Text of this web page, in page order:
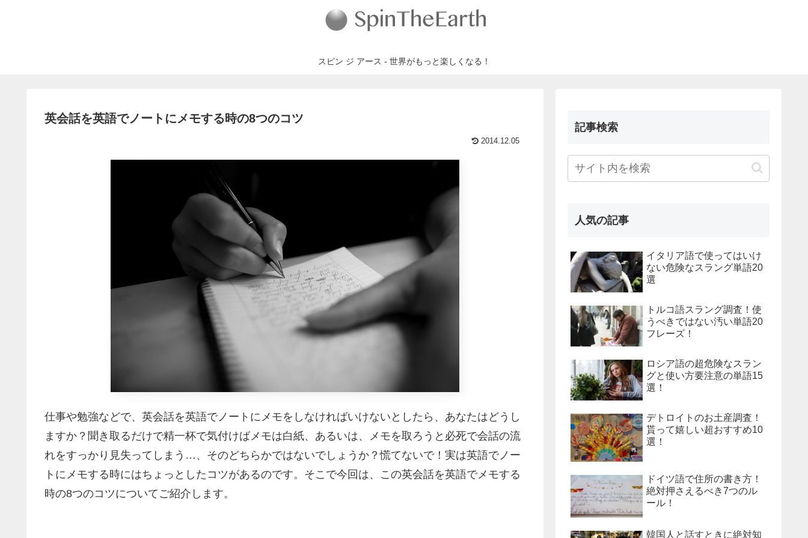
スピン ジ アース - 世界がもっと楽しくなる！
英会話を英語でノートにメモする時の8つのコツ
2014.12.05
仕事や勉強などで、英会話を英語でノートにメモをしなければいけないとしたら、あなたはどうし
ますか？聞き取るだけで精一杯で気付けばメモは白紙、あるいは、メモを取ろうと必死で会話の流
れをすっかり見失ってしまう…、そのどちらかではないでしょうか？慌てないで！実は英語でノー
トにメモする時にはちょっとしたコツがあるのです。そこで今回は、 この英会話を英語でメモする
時の8つのコツについてご紹介します。
記事検索
人気の記事
イタリア語で使ってはいけ
ない危険なスラング単語20
選
トルコ語スラング調査！使
うべきではない汚い単語20
フレーズ！
ロシア語の超危険なスラン
グと使い方要注意の単語15
選！
デトロイトのお土産調査！
貰って嬉しい超おすすめ10
選！
ドイツ語で住所の書き方！
絶対押さえるべき7つのル
ール！
韓国人と話すときに絶対知